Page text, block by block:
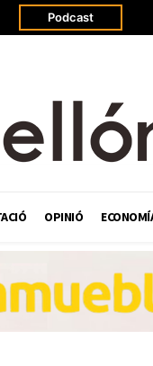
Podcast
OPINIÓ